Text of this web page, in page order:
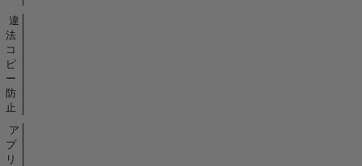
違
法
コ
ピ
ー
防
止
ア
プ
リ